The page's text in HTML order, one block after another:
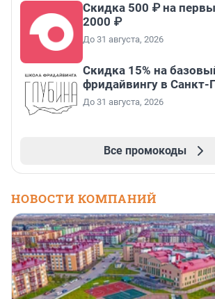
Скидка 500 ₽ на
2000 ₽
До 31 августа, 2026
Скидка 15% на
фридайвингу в Санкт-
До 31 августа, 2026
Все промокоды
НОВОСТИ КОМПАНИЙ